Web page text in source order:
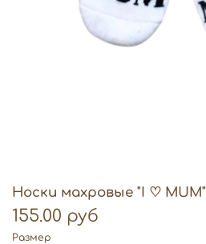
Носки махровые "I ♡ MUM"
155.00 руб
Размер